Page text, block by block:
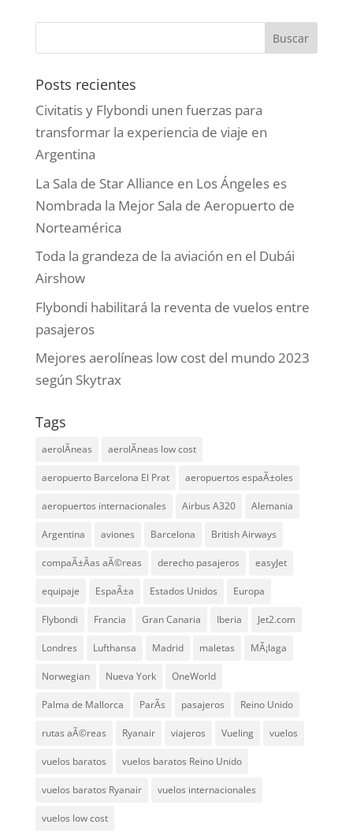
Posts recientes
Civitatis y Flybondi unen fuerzas para
transformar la experiencia de viaje en
Argentina
La Sala de Star Alliance en Los Ángeles es
Nombrada la Mejor Sala de Aeropuerto de
Norteamérica
Toda la grandeza de la aviación en el Dubái
Airshow
Flybondi habilitará la reventa de vuelos entre
pasajeros
Mejores aerolíneas low cost del mundo 2023
según Skytrax
Tags
aerolÃ­neas aerolÃ­neas low cost
aeropuerto Barcelona El Prat aeropuertos espaÃ±oles
aeropuertos internacionales Airbus A320 Alemania
Argentina aviones Barcelona British Airways
compaÃ±Ã­as aÃ©reas derecho pasajeros easyJet
equipaje EspaÃ±a Estados Unidos Europa
Flybondi Francia Gran Canaria Iberia Jet2.com
Londres Lufthansa Madrid maletas MÃ¡laga
Norwegian Nueva York OneWorld
Palma de Mallorca ParÃ­s pasajeros Reino Unido
rutas aÃ©reas Ryanair viajeros Vueling vuelos
vuelos baratos vuelos baratos Reino Unido
vuelos baratos Ryanair vuelos internacionales
vuelos low cost